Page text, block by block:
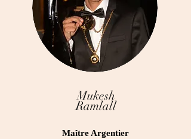
Mukesh
Ramlall
Maître Argentier